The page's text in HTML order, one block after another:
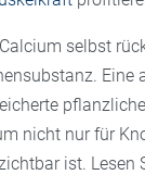
selbst
Eine
nicht nur für
ist. Lesen